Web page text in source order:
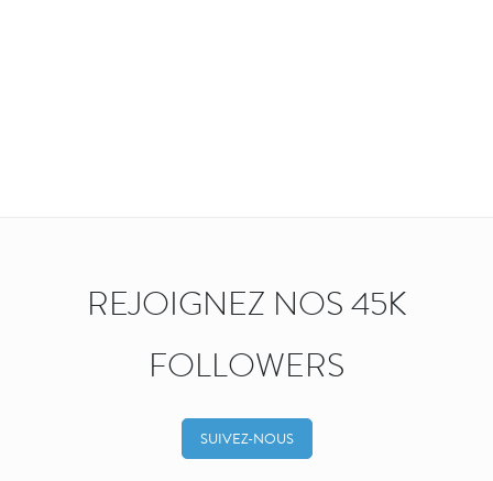
REJOIGNEZ NOS 45K
FOLLOWERS
SUIVEZ-NOUS